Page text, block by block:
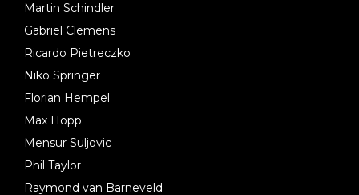
Martin Schindler
Gabriel Clemens
Ricardo Pietreczko
Niko Springer
Florian Hempel
Max Hopp
Mensur Suljovic
Phil Taylor
Raymond van Barneveld